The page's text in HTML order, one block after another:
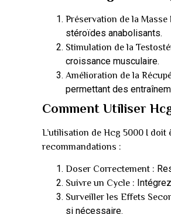
Préservation de la Masse
stéroïdes anabolisants.
Stimulation de la
croissance musculaire.
Amélioration de la
permettant des
Comment Utiliser
L’utilisation de Hcg 5000 I
recommandations :
Doser Correctement :
Suivre un Cycle :
Surveiller les Effets
si nécessaire.